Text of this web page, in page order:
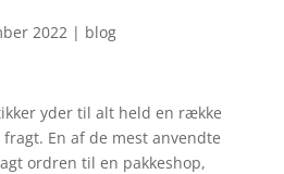
2022| blog
yder til alt held en række
En af de mest anvendte
ordren til en pakkeshop,